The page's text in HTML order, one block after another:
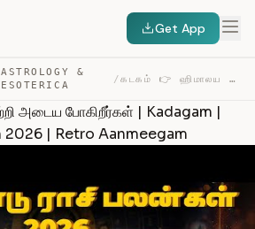
Get App
ASTROLOGY &
ESOTERICA
/ கடகம் 👉 ஹிமாலய வெற்றி அடைய போகிறீர்கள் | KADAGAM | NEW … — TRANSCRIPT
அடைய போகிறீர்கள் | Kadagam |
2026 | Retro Aanmeegam